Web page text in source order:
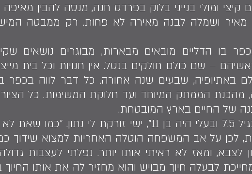
קיצי ומולי בנייני בלוק בפרדס חנה, מנסה להבין
מאיר ושמלה לבנה מאירה לא פחות. רק ממבטה
בו הדליים מובאים מבארות, מבוגרים נושאים
– שם כולם חולקים בנטל. אין חנויות וכל בית
באתיופיה, שבעים שנה אחורה. כל דבר לווה
הממתק המיוחד ועד חלוקת המשימות. כל
של החיים בארץ המובטחת.
"התחתנתי בגיל 7.5 ובעלי היה בן 11", ישי זורקת
לצבא, ומאז לא ראיתי אותו יותר. נפלתי לעצבות